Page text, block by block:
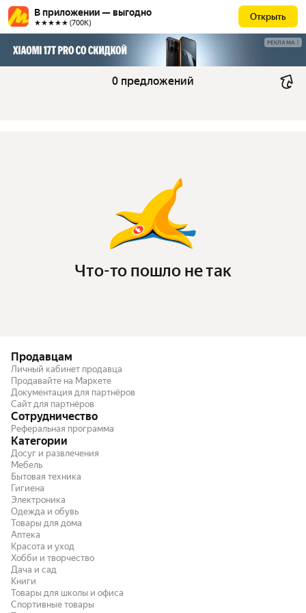
В приложении — выгодно
★★★★★ (700К)
Открыть
РЕКЛАМА
0 предложений
Что-то пошло не так
Продавцам
Личный кабинет продавца
Продавайте на Маркете
Документация для партнёров
Сайт для партнёров
Сотрудничество
Реферальная программа
Категории
Досуг и развлечения
Мебель
Бытовая техника
Гигиена
Электроника
Одежда и обувь
Товары для дома
Аптека
Красота и уход
Хобби и творчество
Дача и сад
Книги
Товары для школы и офиса
Спортивные товары